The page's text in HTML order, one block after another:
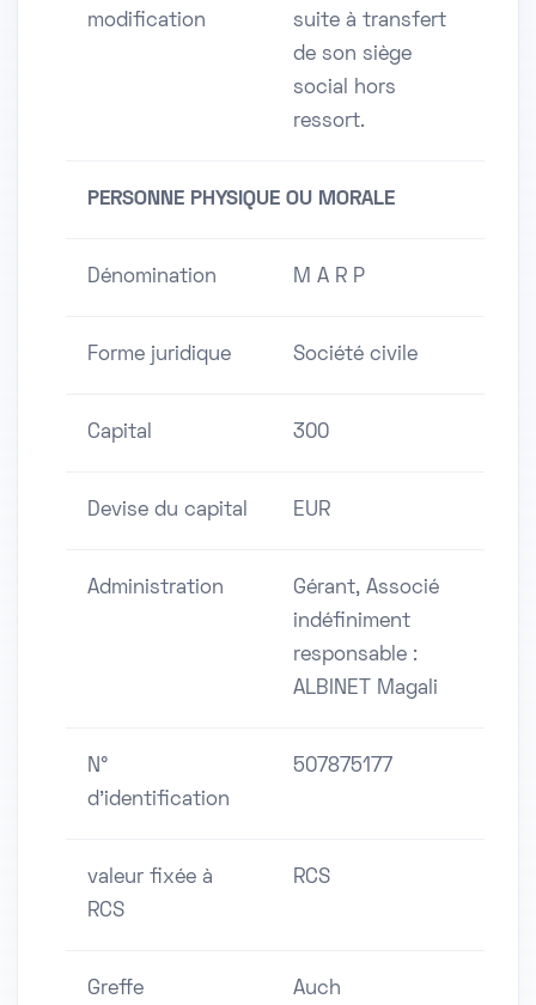
modification
suite à transfert
de son siège
social hors
ressort.
PERSONNE PHYSIQUE OU MORALE
Dénomination M A R P
Forme juridique Société civile
Capital 300
Devise du capital EUR
Administration
Gérant, Associé
indéfiniment
responsable :
ALBINET Magali
N°
d'identification
507875177
valeur fixée à
RCS
RCS
Greffe
Auch